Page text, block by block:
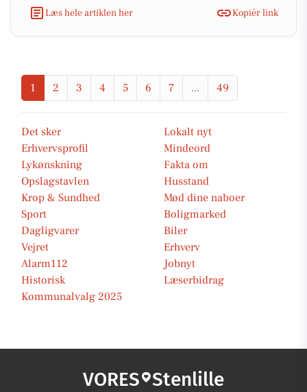
Læs hele artiklen her
Kopiér link
1 2 3 4 5 6 7 ... 49
Det sker
Lokalt nyt
Erhvervsprofil
Mindeord
Lykønskning
Fakta om
Opslagstavlen
Husstand
Krop & Sundhed
Mød dine naboer
Sport
Boligmarked
Dagligvarer
Biler
Vejret
Erhverv
Alarm112
Jobnyt
Historisk
Læserbidrag
Kommunalvalg 2025
VORES Stenlille